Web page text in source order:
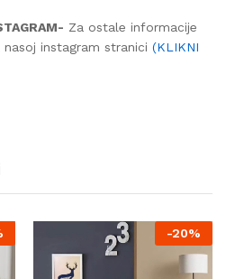
Za ostale informacije
instagram stranici (KLIKNI
-20%